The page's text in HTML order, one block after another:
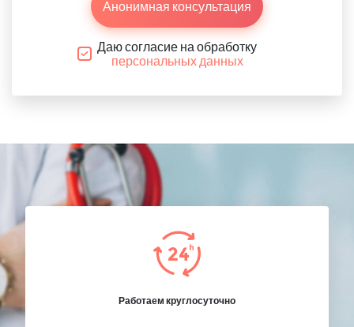
Анонимная консультация
Даю согласие на обработку
персональных данных
Работаем круглосуточно